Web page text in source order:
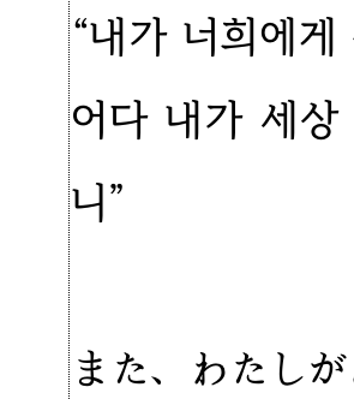
“내가 너희에
어다 내가 세
니”
また、わたし